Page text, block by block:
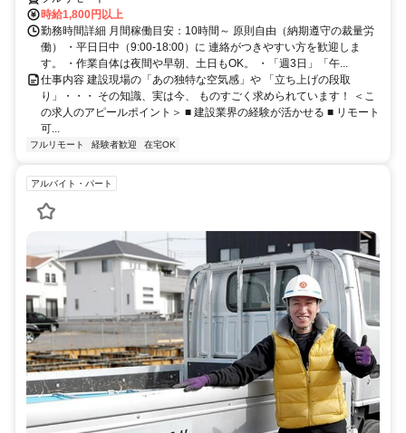
時給1,800円以上
勤務時間詳細 月間稼働目安：10時間～ 原則自由（納期遵守の裁量労
働） ・平日日中（9:00-18:00）に 連絡がつきやすい方を歓迎しま
す。 ・作業自体は夜間や早朝、土日もOK。 ・「週3日」「午...
仕事内容 建設現場の「あの独特な空気感」や 「立ち上げの段取
り」・・・ その知識、実は今、 ものすごく求められています！ ＜こ
の求人のアピールポイント＞ ■ 建設業界の経験が活かせる ■ リモート
可...
フルリモート 経験者歓迎 在宅OK
アルバイト・パート